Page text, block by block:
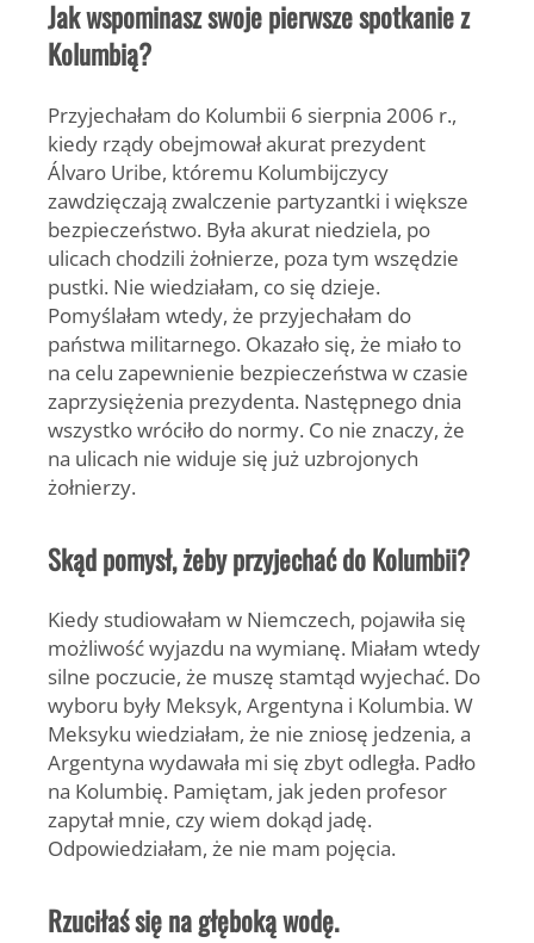
Jak wspominasz swoje pierwsze spotkanie z
Kolumbią?
Przyjechałam do Kolumbii 6 sierpnia 2006 r.,
kiedy rządy obejmował akurat prezydent
Álvaro Uribe, któremu Kolumbijczycy
zawdzięczają zwalczenie partyzantki i większe
bezpieczeństwo. Była akurat niedziela, po
ulicach chodzili żołnierze, poza tym wszędzie
pustki. Nie wiedziałam, co się dzieje.
Pomyślałam wtedy, że przyjechałam do
państwa militarnego. Okazało się, że miało to
na celu zapewnienie bezpieczeństwa w czasie
zaprzysiężenia prezydenta. Następnego dnia
wszystko wróciło do normy. Co nie znaczy, że
na ulicach nie widuje się już uzbrojonych
żołnierzy.
Skąd pomysł, żeby przyjechać do Kolumbii?
Kiedy studiowałam w Niemczech, pojawiła się
możliwość wyjazdu na wymianę. Miałam wtedy
silne poczucie, że muszę stamtąd wyjechać. Do
wyboru były Meksyk, Argentyna i Kolumbia. W
Meksyku wiedziałam, że nie zniosę jedzenia, a
Argentyna wydawała mi się zbyt odległa. Padło
na Kolumbię. Pamiętam, jak jeden profesor
zapytał mnie, czy wiem dokąd jadę.
Odpowiedziałam, że nie mam pojęcia.
Rzuciłaś się na głęboką wodę.